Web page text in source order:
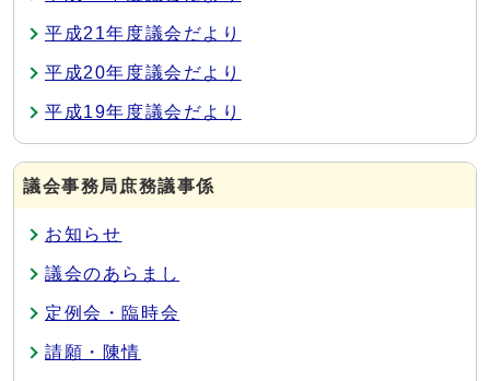
平成21年度議会だより
平成20年度議会だより
平成19年度議会だより
議会事務局庶務議事係
お知らせ
議会のあらまし
定例会・臨時会
請願・陳情